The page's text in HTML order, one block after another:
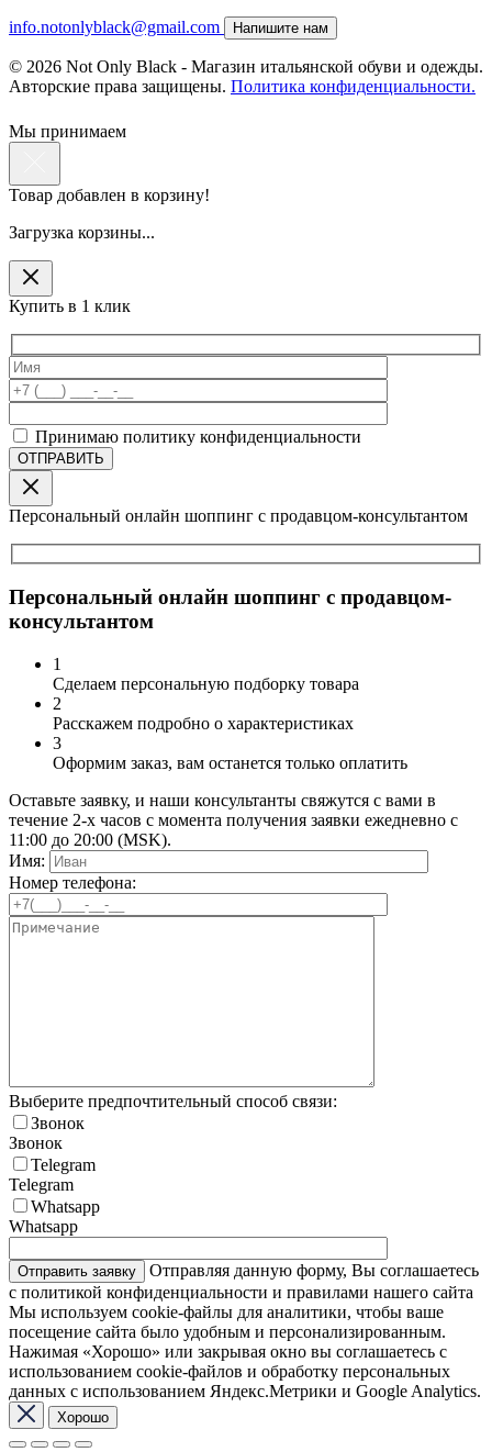
info.notonlyblack@gmail.com Напишите нам
© 2026 Not Only Black - Магазин итальянской обуви и одежды.
Авторские права защищены. Политика конфиденциальности.
Мы принимаем
Товар добавлен в корзину!
Загрузка корзины...
Купить в 1 клик
Принимаю политику конфиденциальности
Персональный онлайн шоппинг с продавцом-консультантом
Персональный онлайн шоппинг с продавцом-
консультантом
1
Сделаем персональную подборку товара
2
Расскажем подробно о характеристиках
3
Оформим заказ, вам останется только оплатить
Оставьте заявку, и наши консультанты свяжутся с вами в
течение 2-х часов с момента получения заявки ежедневно с
11:00 до 20:00 (MSK).
Имя:
Номер телефона:
Выберите предпочтительный способ связи:
Звонок
Звонок
Telegram
Telegram
Whatsapp
Whatsapp
Отправляя данную форму, Вы соглашаетесь
с политикой конфиденциальности и правилами нашего сайта
Мы используем cookie-файлы для аналитики, чтобы ваше
посещение сайта было удобным и персонализированным.
Нажимая «Хорошо» или закрывая окно вы соглашаетесь с
использованием cookie-файлов и обработку персональных
данных с использованием Яндекс.Метрики и Google Analytics.
Хорошо